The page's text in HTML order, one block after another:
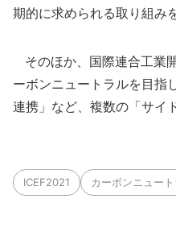
期的に求められる取り組み
そのほか、国際連合工業
ーボンニュートラルを目指
連携」など、複数の「サイ
ICEF2021 カーボンニュー